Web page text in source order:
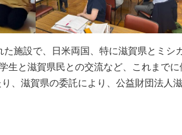
施設で、日米両国、特に滋賀県とミシ
と滋賀県民との交流など、これまで
、滋賀県の委託により、公益財団法人